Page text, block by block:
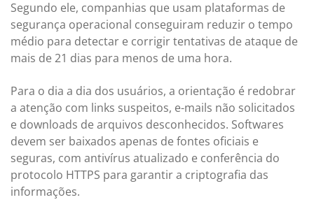
Segundo ele, companhias que usam plataformas de
segurança operacional conseguiram reduzir o tempo
médio para detectar e corrigir tentativas de ataque de
mais de 21 dias para menos de uma hora.
Para o dia a dia dos usuários, a orientação é redobrar
a atenção com links suspeitos, e-mails não solicitados
e downloads de arquivos desconhecidos. Softwares
devem ser baixados apenas de fontes oficiais e
seguras, com antivírus atualizado e conferência do
protocolo HTTPS para garantir a criptografia das
informações.